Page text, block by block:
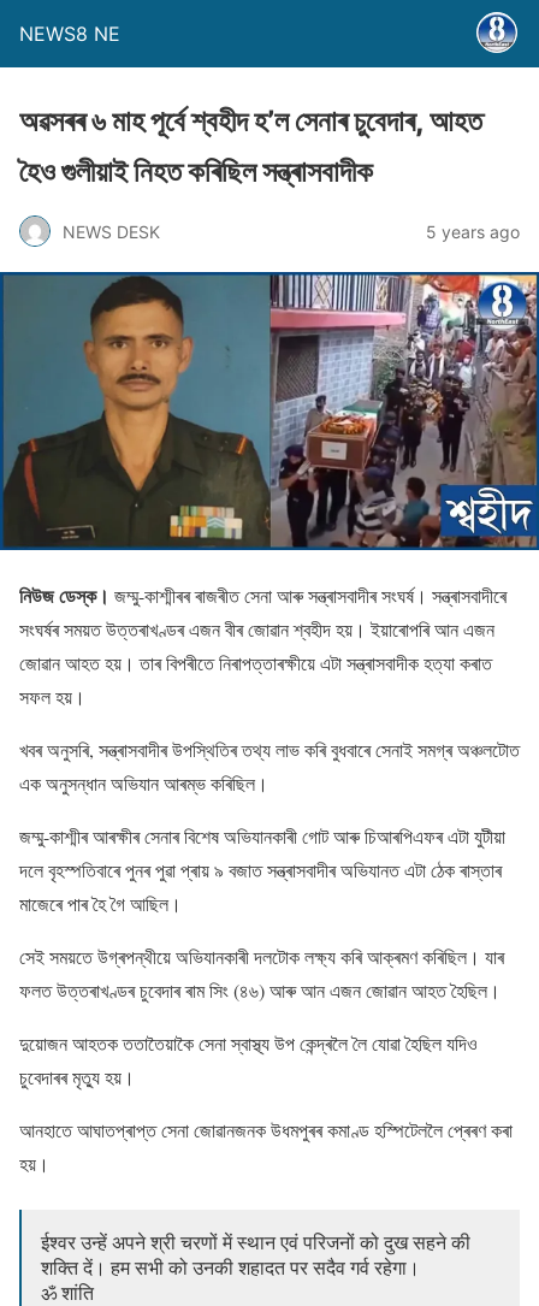
NEWS8 NE
অৱসৰৰ ৬ মাহ পূৰ্বে শ্বহীদ হ’ল সেনাৰ চুবেদাৰ, আহত
হৈও গুলীয়াই নিহত কৰিছিল সন্ত্ৰাসবাদীক
NEWS DESK 5 years ago
নিউজ ডেস্ক। জম্মু-কাশ্মীৰৰ ৰাজৰীত সেনা আৰু সন্ত্ৰাসবাদীৰ সংঘৰ্ষ। সন্ত্ৰাসবাদীৰে
সংঘৰ্ষৰ সময়ত উত্তৰাখণ্ডৰ এজন বীৰ জোৱান শ্বহীদ হয়। ইয়াৰোপৰি আন এজন
জোৱান আহত হয়। তাৰ বিপৰীতে নিৰাপত্তাৰক্ষীয়ে এটা সন্ত্ৰাসবাদীক হত্যা কৰাত
সফল হয়।
খবৰ অনুসৰি, সন্ত্ৰাসবাদীৰ উপস্থিতিৰ তথ্য লাভ কৰি বুধবাৰে সেনাই সমগ্ৰ অঞ্চলটোত
এক অনুসন্ধান অভিযান আৰম্ভ কৰিছিল।
জম্মু-কাশ্মীৰ আৰক্ষীৰ সেনাৰ বিশেষ অভিযানকাৰী গোট আৰু চিআৰপিএফৰ এটা যুটীয়া
দলে বৃহস্পতিবাৰে পুনৰ পুৱা প্ৰায় ৯ বজাত সন্ত্ৰাসবাদীৰ অভিযানত এটা ঠেক ৰাস্তাৰ
মাজেৰে পাৰ হৈ গৈ আছিল।
সেই সময়তে উগ্ৰপন্থীয়ে অভিযানকাৰী দলটোক লক্ষ্য কৰি আক্ৰমণ কৰিছিল। যাৰ
ফলত উত্তৰাখণ্ডৰ চুবেদাৰ ৰাম সিং (৪৬) আৰু আন এজন জোৱান আহত হৈছিল।
দুয়োজন আহতক ততাতৈয়াকৈ সেনা স্বাস্থ্য উপ কেন্দ্ৰলৈ লৈ যোৱা হৈছিল যদিও
চুবেদাৰৰ মৃত্যু হয়।
আনহাতে আঘাতপ্ৰাপ্ত সেনা জোৱানজনক উধমপুৰৰ কমাণ্ড হস্পিটেললৈ প্ৰেৰণ কৰা
হয়।
ईश्वर उन्हें अपने श्री चरणों में स्थान एवं परिजनों को दुख सहने की
शक्ति दें। हम सभी को उनकी शहादत पर सदैव गर्व रहेगा।
ॐ शांति